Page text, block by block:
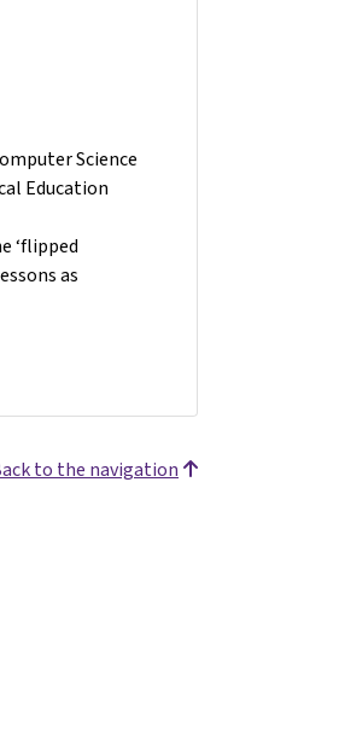
Science
Education
‘flipped
as
to the navigation